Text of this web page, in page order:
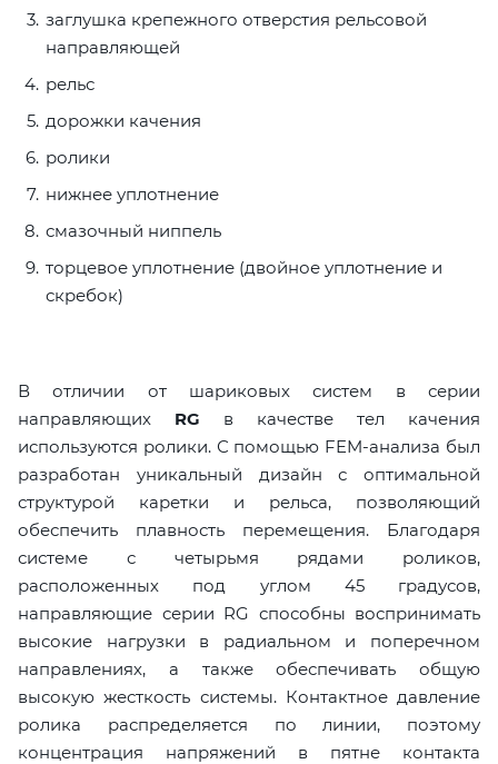
заглушка крепежного отверстия рельсовой
направляющей
рельс
дорожки качения
ролики
нижнее уплотнение
смазочный ниппель
торцевое уплотнение (двойное уплотнение и
скребок)
В отличии от шариковых систем в серии
направляющих RG в качестве тел качения
используются ролики. С помощью FEM-анализа был
разработан уникальный дизайн с оптимальной
структурой каретки и рельса, позволяющий
обеспечить плавность перемещения. Благодаря
системе с четырьмя рядами роликов,
расположенных под углом 45 градусов,
направляющие серии RG способны воспринимать
высокие нагрузки в радиальном и поперечном
направлениях, а также обеспечивать общую
высокую жесткость системы. Контактное давление
ролика распределяется по линии, поэтому
концентрация напряжений в пятне контакта